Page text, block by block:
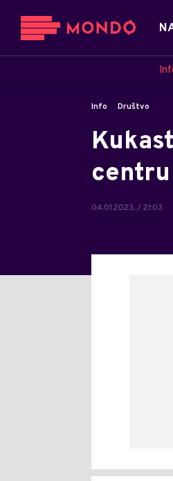
Info Društvo
04.01.2023. / 21:03